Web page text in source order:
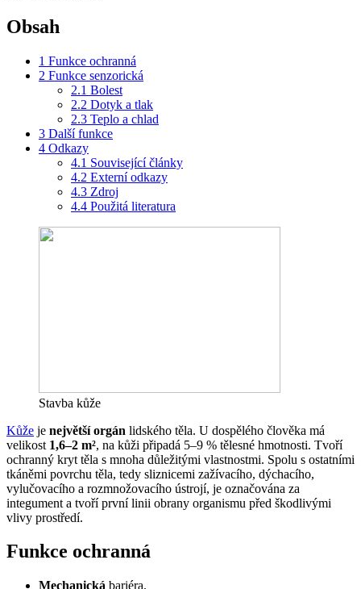
Obsah
1 Funkce ochranná
2 Funkce senzorická
2.1 Bolest
2.2 Dotyk a tlak
2.3 Teplo a chlad
3 Další funkce
4 Odkazy
4.1 Související články
4.2 Externí odkazy
4.3 Zdroj
4.4 Použitá literatura
Stavba kůže
Kůže je největší orgán lidského těla. U dospělého člověka má
velikost 1,6–2 m², na kůži připadá 5–9 % tělesné hmotnosti. Tvoří
ochranný kryt těla s mnoha důležitými vlastnostmi. Spolu s ostatními
tkáněmi povrchu těla, tedy sliznicemi zažívacího, dýchacího,
vylučovacího a rozmnožovacího ústrojí, je označována za
integument a tvoří první linii obrany organismu před škodlivými
vlivy prostředí.
Funkce ochranná
Mechanická bariéra.